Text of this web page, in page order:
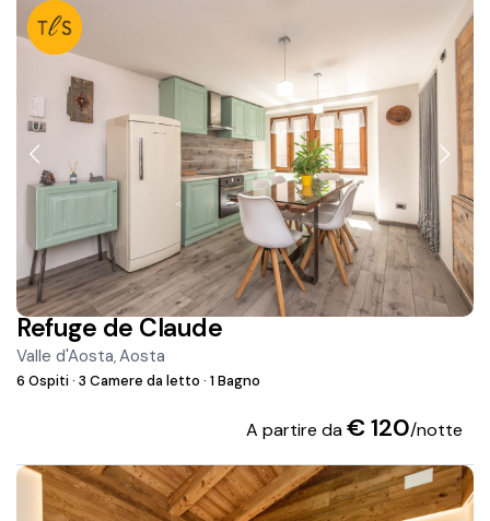
Refuge de Claude
Valle d'Aosta,Aosta
6 Ospiti· 3 Camere da letto· 1 Bagno
A partire da€ 120/notte